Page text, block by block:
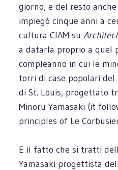
giorno, e del resto anche
impiegò cinque anni a
cultura CIAM su
a datarla proprio a quel
compleanno in cui le
torri di case popolari
di St. Louis, progettato
Minoru Yamasaki (it
principles of Le
E il fatto che si tratti
Yamasaki progettista